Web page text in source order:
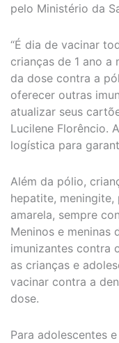
pelo Ministério da
“É dia de vacinar
crianças de 1 ano a
da dose contra a
oferecer outras
atualizar seus
Lucilene Florêncio.
logística para
Além da pólio,
hepatite, meningite,
amarela, sempre
Meninos e meninas
imunizantes contra
as crianças e
vacinar contra a
dose.
Para adolescentes